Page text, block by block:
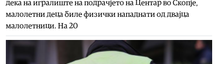
дека на игралиште на подрачјето на Центар во Скопје,
малолетни деца биле физички нападнати од двајца
малолетници. На 20